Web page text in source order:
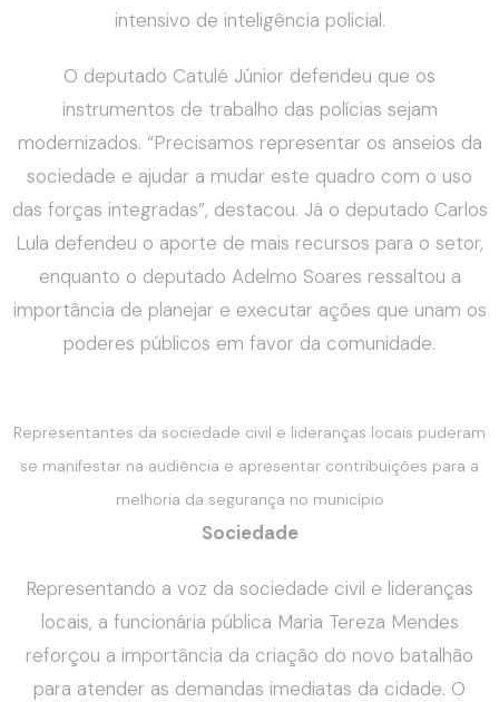
intensivo de inteligência policial.
O deputado Catulé Júnior defendeu que os
instrumentos de trabalho das polícias sejam
modernizados. “Precisamos representar os anseios da
sociedade e ajudar a mudar este quadro com o uso
das forças integradas”, destacou. Já o deputado Carlos
Lula defendeu o aporte de mais recursos para o setor,
enquanto o deputado Adelmo Soares ressaltou a
importância de planejar e executar ações que unam os
poderes públicos em favor da comunidade.
Representantes da sociedade civil e lideranças locais puderam
se manifestar na audiência e apresentar contribuições para a
melhoria da segurança no município
Sociedade
Representando a voz da sociedade civil e lideranças
locais, a funcionária pública Maria Tereza Mendes
reforçou a importância da criação do novo batalhão
para atender as demandas imediatas da cidade. O